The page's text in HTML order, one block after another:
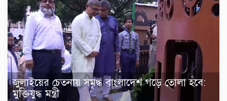
জুলাইয়ের চেতনায় সমৃদ্ধ বাংলাদেশ গড়ে তোলা হবে:
মুক্তিযুদ্ধ মন্ত্রী